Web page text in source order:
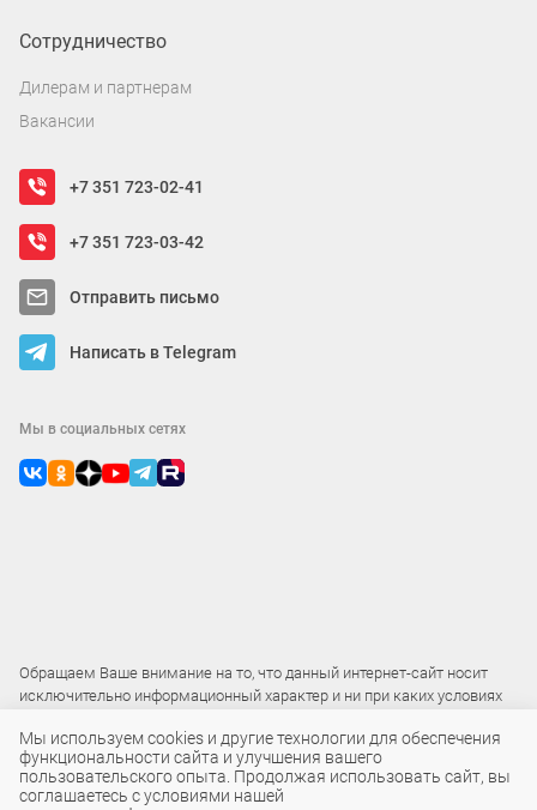
Сотрудничество
Дилерам и партнерам
Вакансии
+7 351 723-02-41
+7 351 723-03-42
Отправить письмо
Написать в Telegram
Мы в социальных сетях
Обращаем Ваше внимание на то, что данный интернет-сайт носит
исключительно информационный характер и ни при каких условиях
2015 – 2026 © ООО «Локос»
Мы используем cookies и другие технологии для обеспечения
функциональности сайта и улучшения вашего
пользовательского опыта. Продолжая использовать сайт, вы
соглашаетесь с условиями нашей